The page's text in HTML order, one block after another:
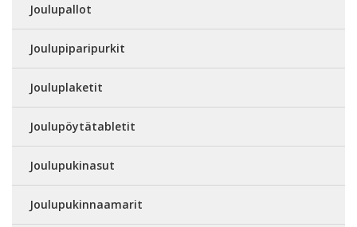
Joulupallot
Joulupiparipurkit
Jouluplaketit
Joulupöytätabletit
Joulupukinasut
Joulupukinnaamarit